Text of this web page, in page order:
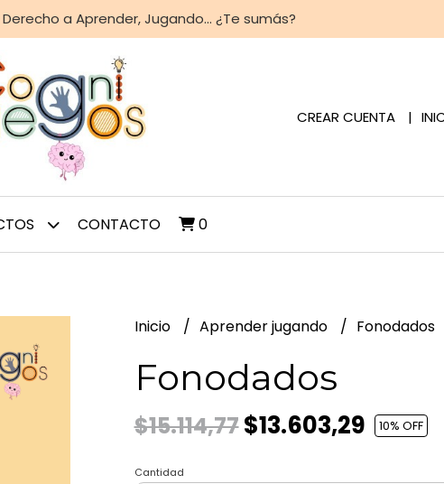
a Aprender, Jugando... ¿Te sumás?
CREAR CUENTA
CONTACTO 0
Inicio Aprender jugando Fonodados
Fonodados
$15.114,77$13.603,29 10% OFF
Cantidad